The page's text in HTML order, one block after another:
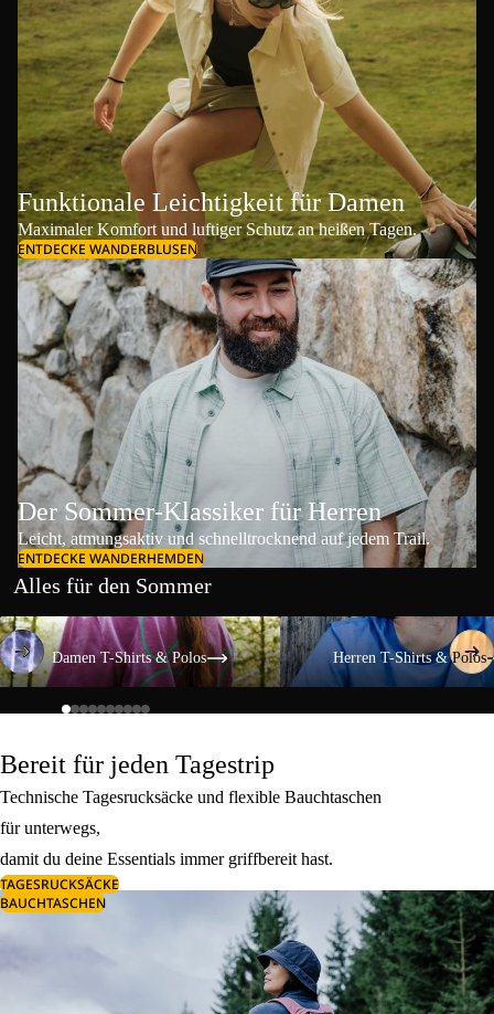
Funktionale Leichtigkeit für Damen
Maximaler Komfort und luftiger Schutz an heißen Tagen.
ENTDECKE WANDERBLUSEN
Der Sommer-Klassiker für Herren
Leicht, atmungsaktiv und schnelltrocknend auf jedem Trail.
ENTDECKE WANDERHEMDEN
Alles für den Sommer
Damen T-Shirts & Polos
Damen T-Shirts & Polos
Herren T-Shirts & Polos
Herren T-Shirts & Polos
Bereit für jeden Tagestrip
Technische Tagesrucksäcke und flexible Bauchtaschen
für unterwegs,
damit du deine Essentials immer griffbereit hast.
TAGESRUCKSÄCKE
BAUCHTASCHEN